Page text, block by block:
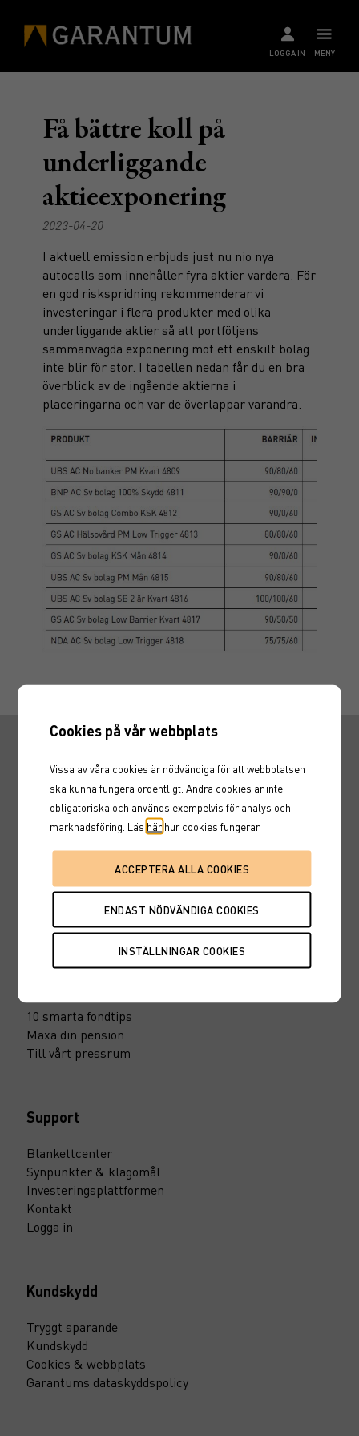
MENY
LOGGA IN
Få bättre koll på
underliggande
aktieexponering
2023-04-20
I aktuell emission erbjuds just nu nio nya
autocalls som innehåller fyra aktier vardera. För
en god riskspridning rekommenderar vi
investeringar i flera produkter med olika
underliggande aktier så att portföljens
sammanvägda exponering mot ett enskilt bolag
inte blir för stor. I tabellen nedan får du en bra
överblick av de ingående aktierna i
placeringarna och var de överlappar varandra.
Hitta en rådgivare
Fondtorget
Marknadskurser
Marknadssondering
10 smarta fondtips
Maxa din pension
Till vårt pressrum
Support
Blankettcenter
Synpunkter & klagomål
Investeringsplattformen
Kontakt
Logga in
Kundskydd
Tryggt sparande
Kundskydd
Cookies & webbplats
Garantums dataskyddspolicy
Cookies på vår webbplats
Vissa av våra cookies är nödvändiga för att webbplatsen
ska kunna fungera ordentligt. Andra cookies är inte
obligatoriska och används exempelvis för analys och
marknadsföring. Läs härhur cookies fungerar.